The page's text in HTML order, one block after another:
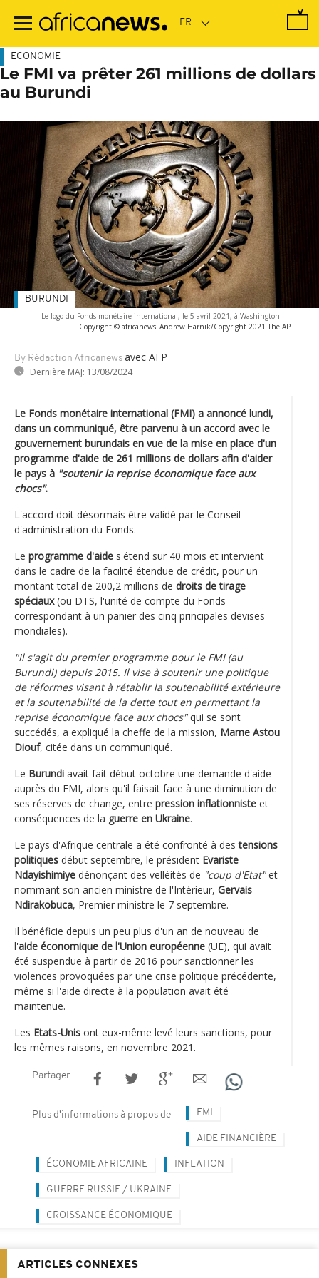
contenu
ECONOMIE
Le FMI va prêter 261 millions de dollars
au Burundi
Le logo du Fonds monétaire international, le 5 avril 2021, à Washington -
Copyright © africanews Andrew Harnik/Copyright 2021 The AP
By Rédaction Africanews avec AFP
Dernière MAJ: 13/08/2024
BURUNDI
Le Fonds monétaire international (FMI) a annoncé lundi,
dans un communiqué, être parvenu à un accord avec le
gouvernement burundais en vue de la mise en place d'un
programme d'aide de 261 millions de dollars afin d'aider
le pays à "soutenir la reprise économique face aux
chocs".
L'accord doit désormais être validé par le Conseil
d'administration du Fonds.
Le programme d'aide s'étend sur 40 mois et intervient
dans le cadre de la facilité étendue de crédit, pour un
montant total de 200,2 millions de droits de tirage
spéciaux(ou DTS, l'unité de compte du Fonds
correspondant à un panier des cinq principales devises
mondiales).
"Il s'agit du premier programme pour le FMI (au
Burundi) depuis 2015. Il vise à soutenir une politique
de réformes visant à rétablir la soutenabilité extérieure
et la soutenabilité de la dette tout en permettant la
reprise économique face aux chocs"qui se sont
succédés, a expliqué la cheffe de la mission, Mame Astou
Diouf, citée dans un communiqué.
Le Burundi avait fait début octobre une demande d'aide
auprès du FMI, alors qu'il faisait face à une diminution de
ses réserves de change, entre pression inflationniste et
conséquences de la guerre en Ukraine.
Le pays d'Afrique centrale a été confronté à destensions
politiques début septembre, le président Evariste
Ndayishimiye dénonçant des velléités de "coup d'Etat"et
nommant son ancien ministre de l'Intérieur, Gervais
Ndirakobuca, Premier ministre le 7 septembre.
Il bénéficie depuis un peu plus d'un an de nouveau de
l'aide économique de l'Union européenne (UE), qui avait
été suspendue à partir de 2016 pour sanctionner les
violences provoquées par une crise politique précédente,
même si l'aide directe à la population avait été
maintenue.
Les Etats-Unis ont eux-même levé leurs sanctions, pour
les mêmes raisons, en novembre 2021.
Partager
Plus d'informations à propos de FMI
AIDE FINANCIÈRE
ÉCONOMIE AFRICAINE INFLATION
GUERRE RUSSIE / UKRAINE
CROISSANCE ÉCONOMIQUE
ARTICLES CONNEXES